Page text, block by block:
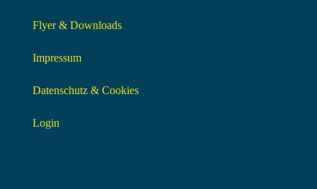
Flyer & Downloads
Impressum
Datenschutz & Cookies
Login